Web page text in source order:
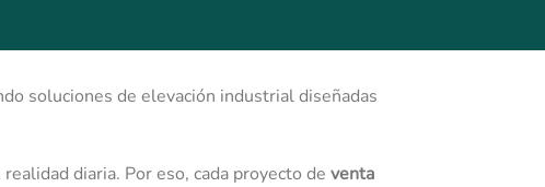
soluciones de elevación industrial diseñadas
diaria. Por eso, cada proyecto de venta